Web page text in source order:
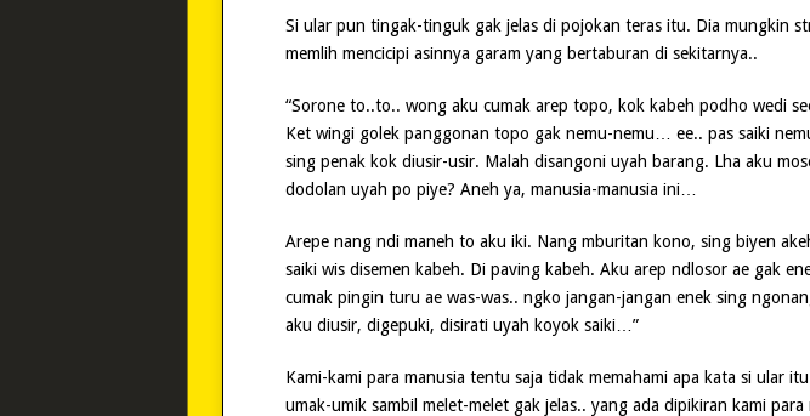
Si ular pun tingak-tinguk gak jelas di pojokan teras itu. Dia mungkin
memlih mencicipi asinnya garam yang bertaburan di sekitarnya..
“Sorone to..to.. wong aku cumak arep topo, kok kabeh podho wedi
Ket wingi golek panggonan topo gak nemu-nemu… ee.. pas saiki
sing penak kok diusir-usir. Malah disangoni uyah barang. Lha aku
dodolan uyah po piye? Aneh ya, manusia-manusia ini…
Arepe nang ndi maneh to aku iki. Nang mburitan kono, sing biyen
saiki wis disemen kabeh. Di paving kabeh. Aku arep ndlosor ae gak
cumak pingin turu ae was-was.. ngko jangan-jangan enek sing
aku diusir, digepuki, disirati uyah koyok saiki…”
Kami-kami para manusia tentu saja tidak memahami apa kata si ular
umak-umik sambil melet-melet gak jelas.. yang ada dipikiran kami para